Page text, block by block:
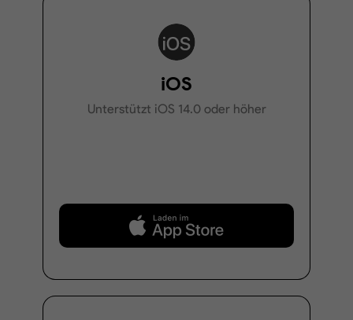
iOS
Unterstützt iOS 14.0 oder höher
Kostenloser Download